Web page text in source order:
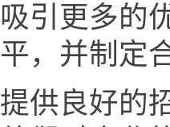
吸引更多的
平，并制定
提供良好的